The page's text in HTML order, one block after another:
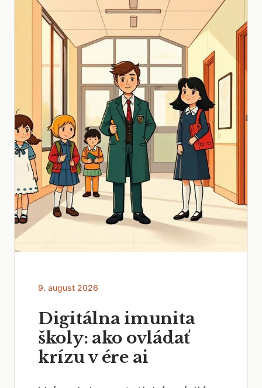
9. august 2026
Digitálna imunita
školy: ako ovládať
krízu v ére ai